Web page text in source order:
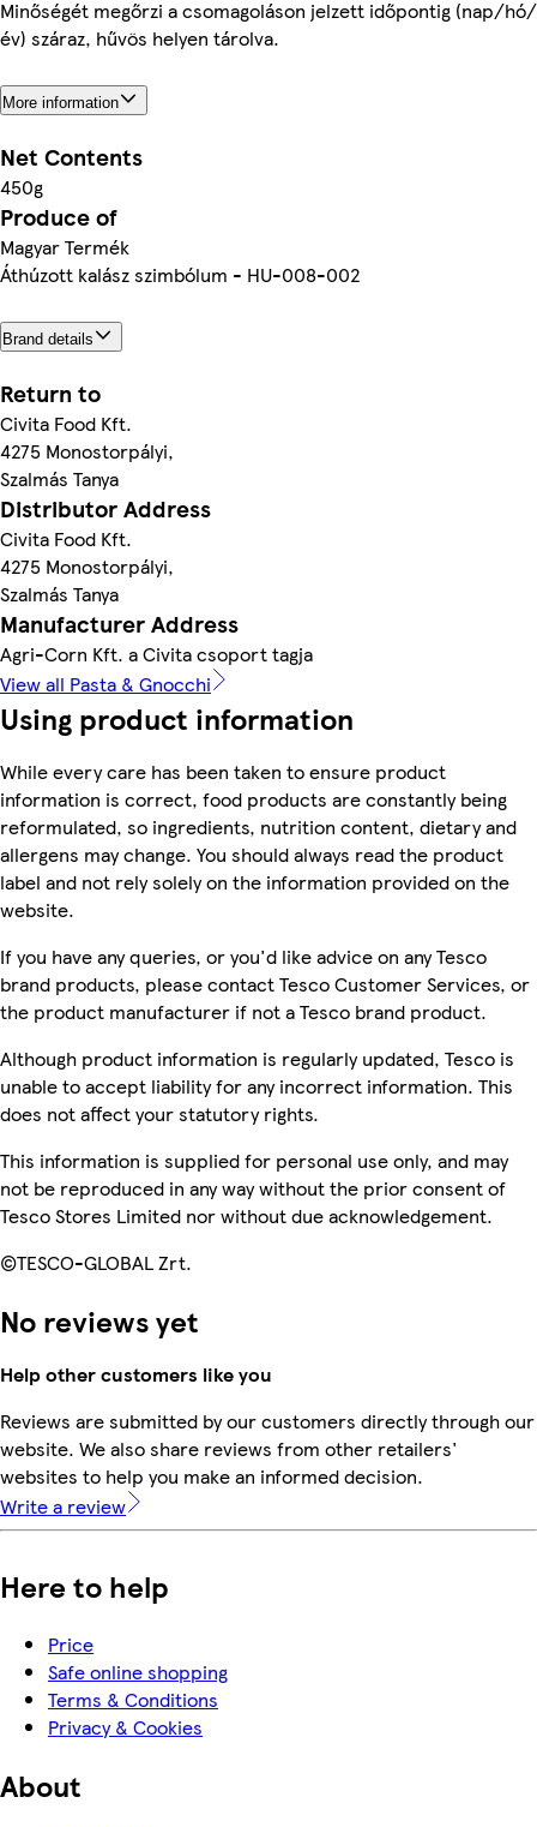
Minőségét megőrzi a csomagoláson jelzett időpontig (nap/hó/
év) száraz, hűvös helyen tárolva.
More information
Net Contents
450g
Produce of
Magyar Termék
Áthúzott kalász szimbólum - HU-008-002
Brand details
Return to
Civita Food Kft.
4275 Monostorpályi,
Szalmás Tanya
Distributor Address
Civita Food Kft.
4275 Monostorpályi,
Szalmás Tanya
Manufacturer Address
Agri-Corn Kft. a Civita csoport tagja
View all Pasta & Gnocchi
Using product information
While every care has been taken to ensure product
information is correct, food products are constantly being
reformulated, so ingredients, nutrition content, dietary and
allergens may change. You should always read the product
label and not rely solely on the information provided on the
website.
If you have any queries, or you'd like advice on any Tesco
brand products, please contact Tesco Customer Services, or
the product manufacturer if not a Tesco brand product.
Although product information is regularly updated, Tesco is
unable to accept liability for any incorrect information. This
does not affect your statutory rights.
This information is supplied for personal use only, and may
not be reproduced in any way without the prior consent of
Tesco Stores Limited nor without due acknowledgement.
©TESCO-GLOBAL Zrt.
No reviews yet
Help other customers like you
Reviews are submitted by our customers directly through our
website. We also share reviews from other retailers'
websites to help you make an informed decision.
Write a review
Here to help
Price
Safe online shopping
Terms & Conditions
Privacy & Cookies
About